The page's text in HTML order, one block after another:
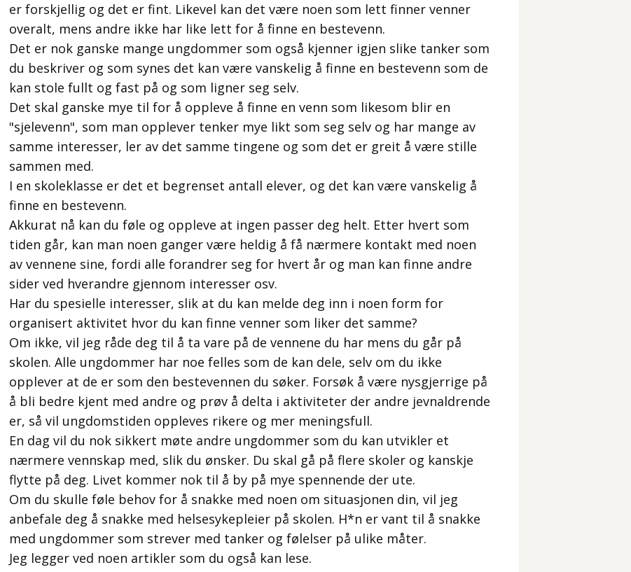
er forskjellig og det er fint. Likevel kan det være noen som lett finner venner
overalt, mens andre ikke har like lett for å finne en bestevenn.
Det er nok ganske mange ungdommer som også kjenner igjen slike tanker som
du beskriver og som synes det kan være vanskelig å finne en bestevenn som de
kan stole fullt og fast på og som ligner seg selv.
Det skal ganske mye til for å oppleve å finne en venn som likesom blir en
"sjelevenn", som man opplever tenker mye likt som seg selv og har mange av
samme interesser, ler av det samme tingene og som det er greit å være stille
sammen med.
I en skoleklasse er det et begrenset antall elever, og det kan være vanskelig å
finne en bestevenn.
Akkurat nå kan du føle og oppleve at ingen passer deg helt. Etter hvert som
tiden går, kan man noen ganger være heldig å få nærmere kontakt med noen
av vennene sine, fordi alle forandrer seg for hvert år og man kan finne andre
sider ved hverandre gjennom interesser osv.
Har du spesielle interesser, slik at du kan melde deg inn i noen form for
organisert aktivitet hvor du kan finne venner som liker det samme?
Om ikke, vil jeg råde deg til å ta vare på de vennene du har mens du går på
skolen. Alle ungdommer har noe felles som de kan dele, selv om du ikke
opplever at de er som den bestevennen du søker. Forsøk å være nysgjerrige på
å bli bedre kjent med andre og prøv å delta i aktiviteter der andre jevnaldrende
er, så vil ungdomstiden oppleves rikere og mer meningsfull.
En dag vil du nok sikkert møte andre ungdommer som du kan utvikler et
nærmere vennskap med, slik du ønsker. Du skal gå på flere skoler og kanskje
flytte på deg. Livet kommer nok til å by på mye spennende der ute.
Om du skulle føle behov for å snakke med noen om situasjonen din, vil jeg
anbefale deg å snakke med helsesykepleier på skolen. H*n er vant til å snakke
med ungdommer som strever med tanker og følelser på ulike måter.
Jeg legger ved noen artikler som du også kan lese.